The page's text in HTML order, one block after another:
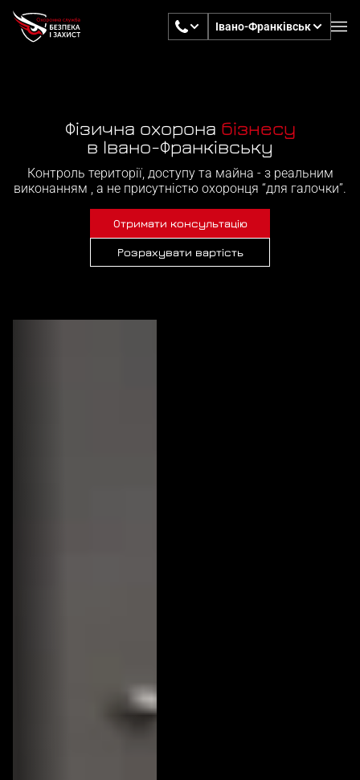
Івано-Франківськ
Фізична охоронаперсональна
в Івано-Франківську
Контроль території, доступу та майна - з реальним
виконанням , а не присутністю охоронця “для галочки”.
Отримати консультацію
Розрахувати вартість